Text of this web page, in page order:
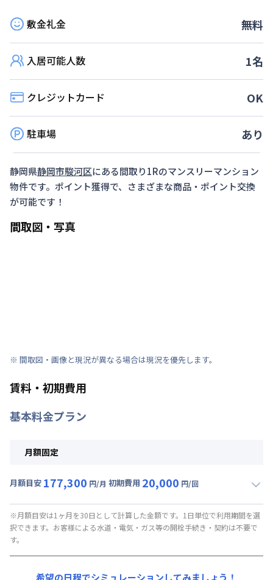
敷金礼金 無料
入居可能人数 1名
クレジットカード OK
駐車場 あり
静岡県静岡市駿河区にある間取り1Rのマンスリーマンション
物件です。ポイント獲得で、さまざまな商品・ポイント交換
が可能です！
間取図・写真
※ 間取図・画像と現況が異なる場合は現況を優先します。
賃料・初期費用
基本料金プラン
月額固定
月額目安 177,300 円/月 初期費用 20,000 円/回
月額賃料目安(30日利用)
賃料 : 66,000円/月
光熱費他 :
※月額目安は1ヶ月を30日として計算した金額です。1日単位で利用期間を選
択できます。お客様による水道・電気・ガス等の開栓手続き・契約は不要で
す。
希望の日程でシミュレーションしてみましょう！